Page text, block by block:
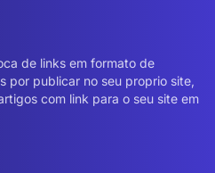
de links em formato de
por publicar no seu proprio site,
com link para o seu site em